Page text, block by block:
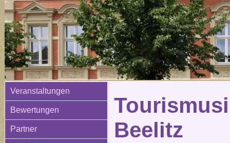
Veranstaltungen
Bewertungen
Partner
Beelitz